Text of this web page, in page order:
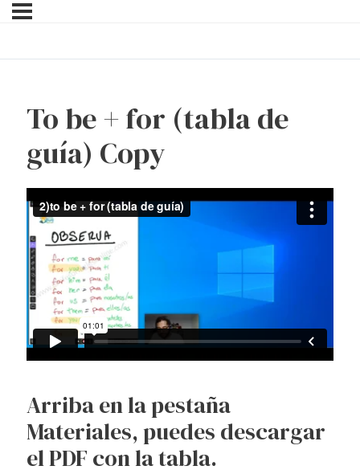
To be + for (tabla de
guía) Copy
Arriba en la pestaña
Materiales, puedes descargar
el PDF con la tabla.